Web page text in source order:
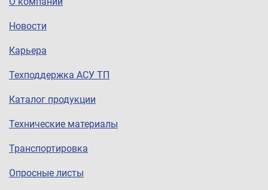
Новости
Карьера
Техподдержка АСУ ТП
Каталог продукции
Технические материалы
Транспортировка
Опросные листы